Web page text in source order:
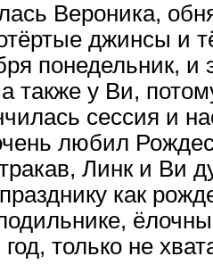
Вероника,
джинсы и
понедельник,
также у Ви,
сессия и
любил
Линк и Ви
как
только не